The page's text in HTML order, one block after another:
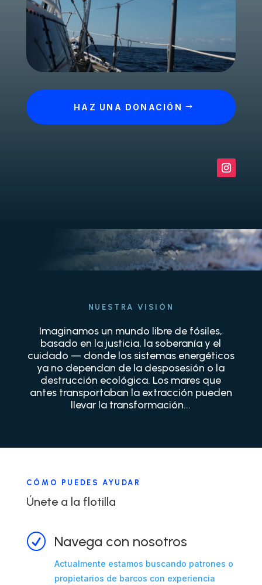
HAZ UNA DONACIÓN
NUESTRA VISIÓN
Imaginamos un mundo libre de fósiles,
basado en la justicia, la soberanía y el
cuidado — donde los sistemas energéticos
ya no dependan de la desposesión o la
destrucción ecológica. Los mares que
antes transportaban la extracción pueden
llevar la transformación...
CÓMO PUEDES AYUDAR
Únete a la flotilla
R Navega con nosotros
Actualmente estamos buscando patrones o
propietarios de barcos con experiencia